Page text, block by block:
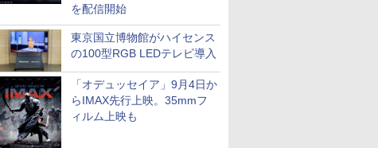
を配信開始
東京国立博物館がハイセンス
の100型RGB LEDテレビ導入
「オデュッセイア」9月4日か
らIMAX先行上映。35mmフ
ィルム上映も